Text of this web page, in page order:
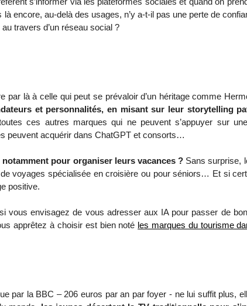
encore, au-delà des usages, n’y a-t-il pas une perte de
travers d’un réseau social ?
là à celle qui peut se prévaloir d’un héritage comme
et personnalités, en misant sur leur storytelling
ces autres marques qui ne peuvent s’appuyer sur
peuvent acquérir dans ChatGPT et consorts…
pour organiser leurs vacances ? Sans surprise,
voyages spécialisée en croisière ou pour séniors… Et si
positive.
vous envisagez de vous adresser aux IA pour passer de
apprêtez à choisir est bien noté les marques du tourisme
par la BBC – 206 euros par an par foyer - ne lui suffit plus,